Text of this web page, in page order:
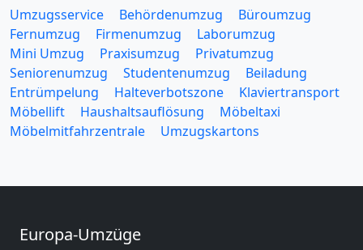
Umzugsservice Behördenumzug
Büroumzug
Fernumzug
Firmenumzug
Laborumzug
Mini Umzug
Praxisumzug
Privatumzug
Seniorenumzug
Studentenumzug
Beiladung
Entrümpelung
Halteverbotszone
Klaviertransport
Möbellift
Haushaltsauflösung
Möbeltaxi
Möbelmitfahrzentrale
Umzugskartons
Europa-Umzüge